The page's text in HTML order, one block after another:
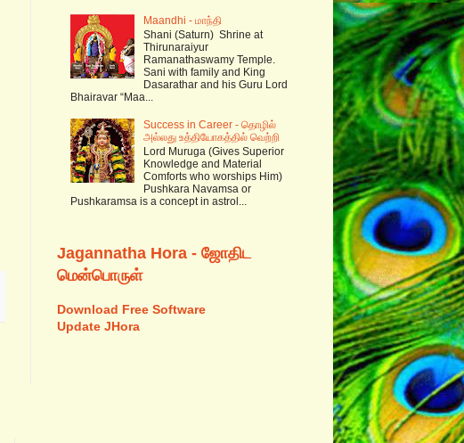
Maandhi - மாந்தி
Shani (Saturn) Shrine at
Thirunaraiyur
Ramanathaswamy Temple.
Sani with family and King
Dasarathar and his Guru Lord
Bhairavar “Maa...
Success in Career - தொழில்
அல்லது உத்தியோகத்தில் வெற்றி
Lord Muruga (Gives Superior
Knowledge and Material
Comforts who worships Him)
Pushkara Navamsa or
Pushkaramsa is a concept in astrol...
Jagannatha Hora - ஜோதிட
மென்பொருள்
Download Free Software
Update JHora